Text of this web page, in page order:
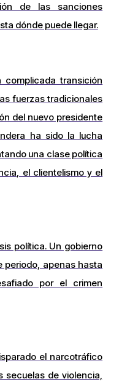
de las sanciones
dónde puede llegar.
complicada transición
fuerzas tradicionales
del nuevo presidente
ha sido la lucha
una clase política
el clientelismo y el
política. Un gobierno
periodo, apenas hasta
por el crimen
el narcotráfico
secuelas de violencia,